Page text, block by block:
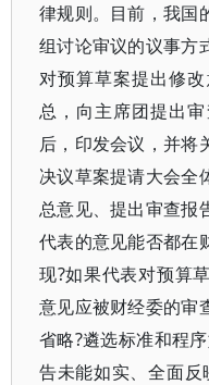
律规则。目前，我国
组讨论审议的议事方
对预算草案提出修
总，向主席团提出
后，印发会议，并将
决议草案提请大会全
总意见、提出审查报
代表的意见能否都在
现?如果代表对预算
意见应被财经委的审
省略?遴选标准和程
告未能如实、全面反